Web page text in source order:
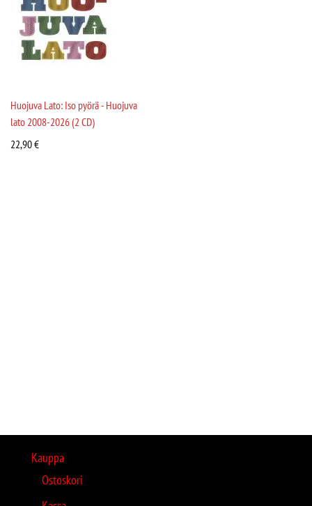
Huojuva Lato: Iso pyörä - Huojuva
lato 2008-2026 (2 CD)
22,90€
Kauppa
Ostoskori